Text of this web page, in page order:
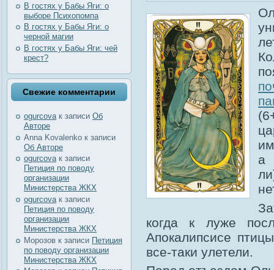
В гостях у Бабы Яги: о
выборе Психопомпа
В гостях у Бабы Яги: о
черной магии
В гостях у Бабы Яги: чей
крест?
Свежие комментарии
ogurcovaк записи Об
Авторе
Anna Kovalenko к записи
Об Авторе
ogurcovaк записи
Петиция по поводу
организации
Министерства ЖКХ
ogurcova к записи
Петиция по поводу
организации
Министерства ЖКХ
Морозов к записи Петиция
по поводу организации
Министерства ЖКХ
а
когда к луже
Апокалипсисе
все-таки улетели.